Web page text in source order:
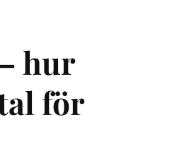
hur
för